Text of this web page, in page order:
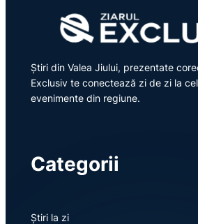
Știri din Valea Jiului, prezentate
Exclusiv te conectează zi de zi la
evenimente din regiune.
Categorii
Știri la zi